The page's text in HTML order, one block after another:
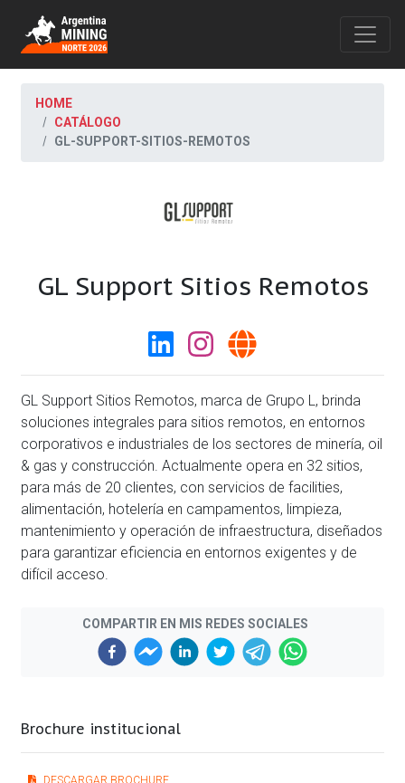
HOME
CATÁLOGO
GL-SUPPORT-SITIOS-REMOTOS
GL Support Sitios Remotos
GL Support Sitios Remotos, marca de Grupo L, brinda
soluciones integrales para sitios remotos, en entornos
corporativos e industriales de los sectores de minería, oil
& gas y construcción. Actualmente opera en 32 sitios,
para más de 20 clientes, con servicios de facilities,
alimentación, hotelería en campamentos, limpieza,
mantenimiento y operación de infraestructura, diseñados
para garantizar eficiencia en entornos exigentes y de
difícil acceso.
COMPARTIR EN MIS REDES SOCIALES
Brochure institucional
DESCARGAR BROCHURE